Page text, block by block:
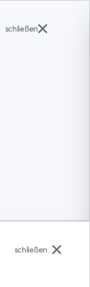
schließen
schließen